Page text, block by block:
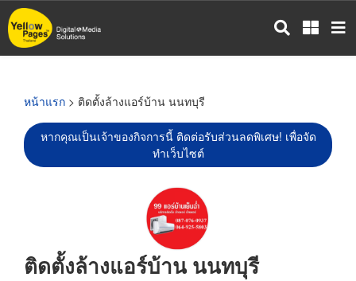
ข้าม
ไป
หน้าแรก > ติดตั้งล้างแอร์บ้าน นนทบุรี
หากคุณเป็นเจ้าของกิจการนี้ ติดต่อรับส่วนลดพิเศษ! เพื่อจัด
ทำเว็บไซต์
ติดตั้งล้างแอร์บ้าน นนทบุรี